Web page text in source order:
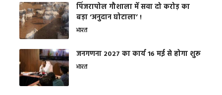
​पिंजरापोल गौशाला में सवा दो करोड़ का
बड़ा ‘अनुदान घोटाला’ !
भारत
जनगणना 2027 का कार्य 16 मई से होगा शुरू
भारत